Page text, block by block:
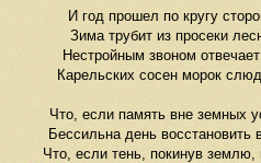
И год прошел по кругу
Зима трубит из просеки
Нестройным звоном отвечает
Карельских сосен морок
Что, если память вне земных
Бессильна день восстановить
Что, если тень, покинув землю,